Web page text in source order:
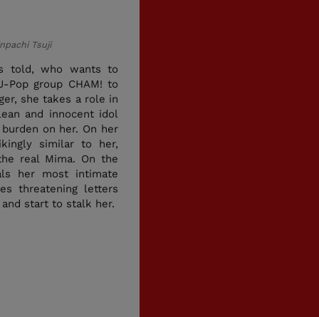
Tsuji
told, who wants to
Pop group CHAM! to
she takes a role in
and innocent idol
on her. On her
similar to her,
real Mima. On the
her most intimate
threatening letters
start to stalk her.